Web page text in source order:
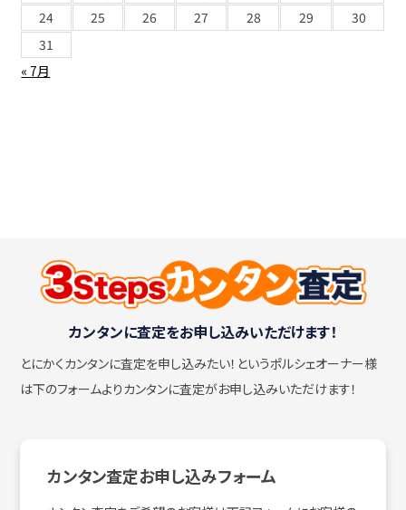
« 7月
24
25 26 27 28 29
30
31
カンタンに査定をお申し込みいただけます！
とにかくカンタンに査定を申し込みたい！ というポルシェオーナー様
は下のフォームよりカンタンに査定がお申し込みいただけます！
カンタン査定お申し込みフォーム